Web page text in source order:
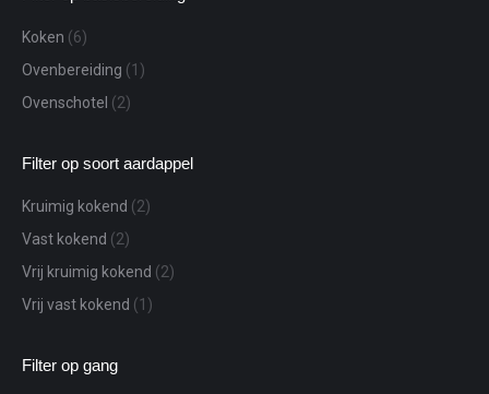
Koken (6)
Ovenbereiding (1)
Ovenschotel (2)
Filter op soort aardappel
Kruimig kokend (2)
Vast kokend (2)
Vrij kruimig kokend (2)
Vrij vast kokend (1)
Filter op gang